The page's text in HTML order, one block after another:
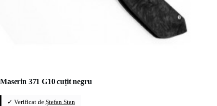
Maserin 371 G10 cuțit negru
✓ Verificat de Ștefan Stan